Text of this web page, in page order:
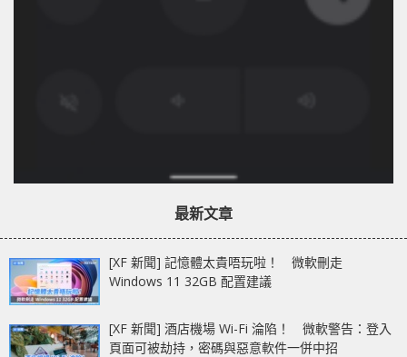
最新文章
[XF 新聞] 記憶體太貴唔玩啦！ 微軟刪走
Windows 11 32GB 配置建議
[XF 新聞] 酒店機場 Wi-Fi 淪陷！ 微軟警告：登入
頁面可被劫持，密碼與惡意軟件一併中招